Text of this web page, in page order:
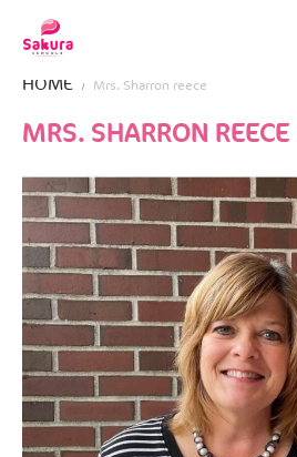
HOME Mrs. Sharron reece
MRS. SHARRON REECE